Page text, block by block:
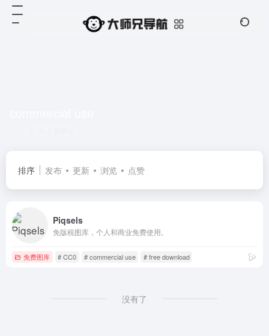
排序 发布 更新 浏览 点赞
Piqsels
免版税图库，个人和商业免费使用。
免费图库 # CC0 # commercial use # free download
没有了